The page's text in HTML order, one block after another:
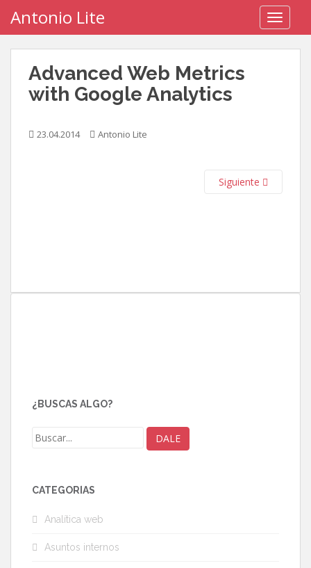
i
Antonio Lite
Advanced Web Metrics
with Google Analytics
23.04.2014 Antonio Lite
Siguiente
¿BUSCAS ALGO?
CATEGORÍAS
Analítica web
Asuntos internos